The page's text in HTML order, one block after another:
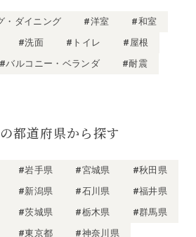
・ダイニング #洋室
#和室
#洗面 #トイレ
#屋根
#バルコニー・ベランダ
#耐震
都道府県から探す
#岩手県 #宮城県
#秋田県
#新潟県 #石川県
#福井県
#茨城県 #栃木県
#群馬県
#東京都 #神奈川県